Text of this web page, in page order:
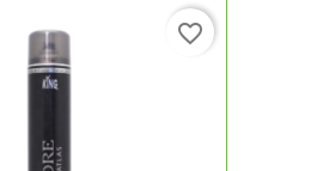
favorite_border